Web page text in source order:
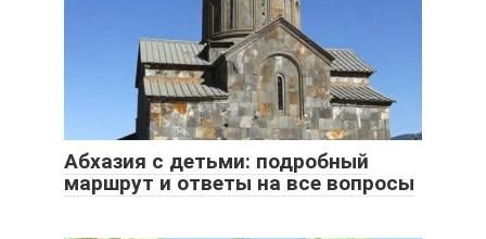
Абхазия с детьми: подробный
маршрут и ответы на все вопросы